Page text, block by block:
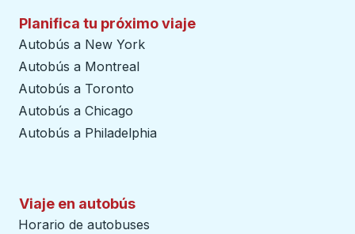
Planifica tu próximo viaje
Autobús a New York
Autobús a Montreal
Autobús a Toronto
Autobús a Chicago
Autobús a Philadelphia
Viaje en autobús
Horario de autobuses